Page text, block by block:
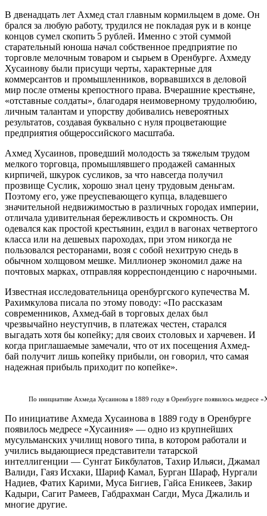
В двенадцать лет Ахмед стал главным кормильцем в доме. Он
брался за любую работу, трудился не покладая рук и в конце
концов сумел скопить 5 рублей. Именно с этой суммой
старательный юноша начал собственное предприятие по
торговле мелочным товаром и сырьем в Оренбурге. Ахмеду
Хусаинову были присущи черты, характерные для
коммерсантов и промышленников, ворвавшихся в деловой
мир после отмены крепостного права. Вчерашние крестьяне,
«отставные солдаты», благодаря неимоверному трудолюбию,
личным талантам и упорству добивались невероятных
результатов, создавая буквально с нуля процветающие
предприятия общероссийского масштаба.
Ахмед Хусаинов, проведший молодость за тяжелым трудом
мелкого торговца, промышлявшего продажей саманных
кирпичей, шкурок сусликов, за что навсегда получил
прозвище Суслик, хорошо знал цену трудовым деньгам.
Поэтому его, уже преуспевающего купца, владевшего
значительной недвижимостью в различных городах империи,
отличала удивительная бережливость и скромность. Он
одевался как простой крестьянин, ездил в вагонах четвертого
класса или на дешевых пароходах, при этом никогда не
пользовался ресторанами, возя с собой нехитрую снедь в
обычном холщовом мешке. Миллионер экономил даже на
почтовых марках, отправляя корреспонденцию с нарочными.
Известная исследовательница оренбургского купечества М.
Рахимкулова писала по этому поводу: «По рассказам
современников, Ахмед-бай в торговых делах был
чрезвычайно неуступчив, в платежах честен, старался
выгадать хотя бы копейку; для своих столовых и харчевен. И
когда приглашаемые замечали, что от их посещения Ахмед-
бай получит лишь копейку прибыли, он говорил, что самая
надежная прибыль приходит по копейке».
По инициативе Ахмеда Хусаинова в 1889 году в Оренбурге появилось медресе
По инициативе Ахмеда Хусаинова в 1889 году в Оренбурге
появилось медресе «Хусаиния» — одно из крупнейших
мусульманских училищ нового типа, в котором работали и
учились выдающиеся представители татарской
интеллигенции — Сунгат Бикбулатов, Тахир Ильяси, Джамал
Валиди, Гаяз Исхаки, Шариф Камал, Бурган Шараф, Нургали
Надиев, Фатих Карими, Муса Бигиев, Гайса Еникеев, Закир
Кадыри, Сагит Рамеев, Габдрахман Сагди, Муса Джалиль и
многие другие.